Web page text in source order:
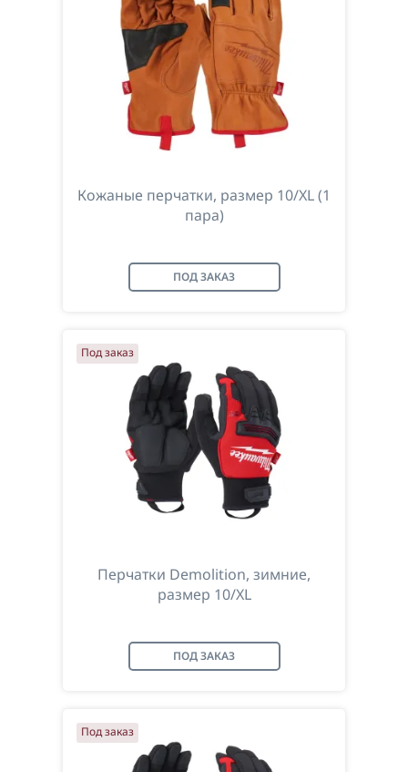
Кожаные перчатки, размер 10/XL (1
пара)
ПОД ЗАКАЗ
Перчатки Demolition, зимние,
размер 10/XL
ПОД ЗАКАЗ
Под заказ
Под заказ